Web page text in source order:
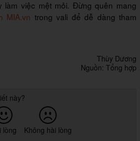
làm việc mệt mỏi. Đừng quên mang
MIA.vn trong vali để dễ dàng tham
Thùy Dương
Nguồn: Tổng hợp
này?
lòng Không hài lòng